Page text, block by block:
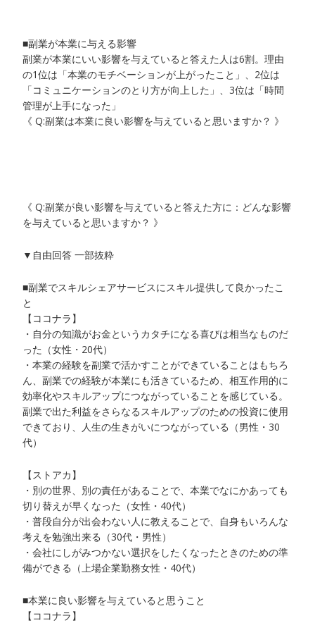
■副業が本業に与える影響
副業が本業にいい影響を与えていると答えた人は6割。理由
の1位は「本業のモチベーションが上がったこと」、2位は
「コミュニケーションのとり方が向上した」、3位は「時間
管理が上手になった」
《 Q:副業は本業に良い影響を与えていると思いますか？ 》
《 Q:副業が良い影響を与えていると答えた方に：どんな影響
を与えていると思いますか？ 》
▼自由回答 一部抜粋
■副業でスキルシェアサービスにスキル提供して良かったこ
と
【ココナラ】
・自分の知識がお金というカタチになる喜びは相当なものだ
った（女性・20代）
・本業の経験を副業で活かすことができていることはもちろ
ん、副業での経験が本業にも活きているため、相互作用的に
効率化やスキルアップにつながっていることを感じている。
副業で出た利益をさらなるスキルアップのための投資に使用
できており、人生の生きがいにつながっている（男性・30
代）
【ストアカ】
・別の世界、別の責任があることで、本業でなにかあっても
切り替えが早くなった（女性・40代）
・普段自分が出会わない人に教えることで、自身もいろんな
考えを勉強出来る（30代・男性）
・会社にしがみつかない選択をしたくなったときのための準
備ができる（上場企業勤務女性・40代）
■本業に良い影響を与えていると思うこと
【ココナラ】